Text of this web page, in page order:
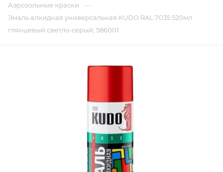
Аэрозольные краски —
Эмаль алкидная универсальная KUDO RAL 7035 520мл
глянцевый светло-серый; 586001